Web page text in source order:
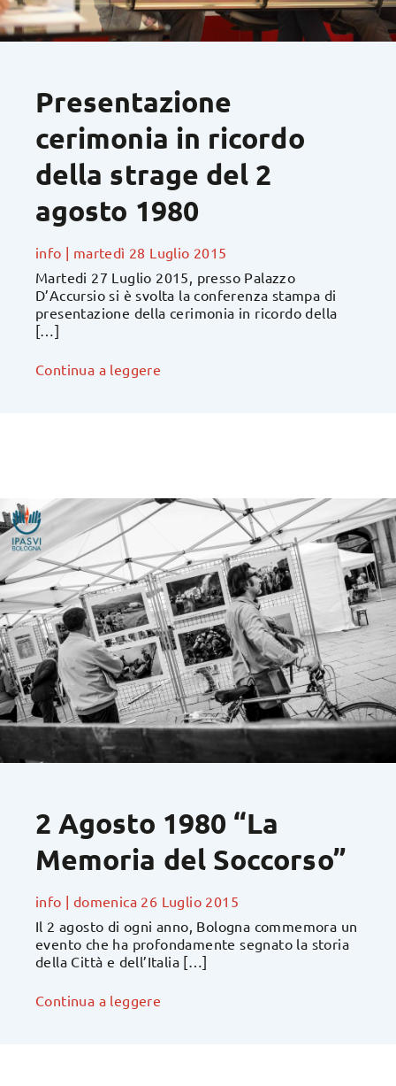
Presentazione
cerimonia in ricordo
della strage del 2
agosto 1980
info | martedì 28 Luglio 2015
Martedi 27 Luglio 2015, presso Palazzo
D’Accursio si è svolta la conferenza stampa di
presentazione della cerimonia in ricordo della
[…]
Continua a leggere
2 Agosto 1980 “La
Memoria del Soccorso”
info | domenica 26 Luglio 2015
Il 2 agosto di ogni anno, Bologna commemora un
evento che ha profondamente segnato la storia
della Città e dell’Italia […]
Continua a leggere